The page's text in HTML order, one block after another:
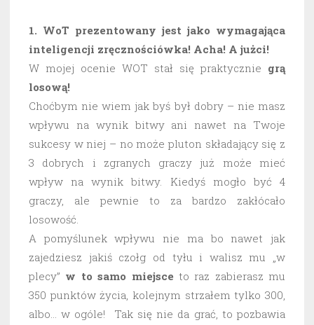
1. WoT prezentowany jest jako wymagająca
inteligencji zręcznościówka! Acha! A jużci!
W mojej ocenie WOT stał się praktycznie grą
losową!
Choćbym nie wiem jak byś był dobry – nie masz
wpływu na wynik bitwy ani nawet na Twoje
sukcesy w niej – no może pluton składający się z
3 dobrych i zgranych graczy już może mieć
wpływ na wynik bitwy. Kiedyś mogło być 4
graczy, ale pewnie to za bardzo zakłócało
losowość.
A pomyślunek wpływu nie ma bo nawet jak
zajedziesz jakiś czołg od tyłu i walisz mu „w
plecy” w to samo miejsce to raz zabierasz mu
350 punktów życia, kolejnym strzałem tylko 300,
albo… w ogóle! Tak się nie da grać, to pozbawia